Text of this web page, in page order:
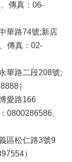
傳真：06-
華路74號;新店
傳真：02-
華路二段208號;
）
愛路166
0800286586、
區松仁路3號9
）